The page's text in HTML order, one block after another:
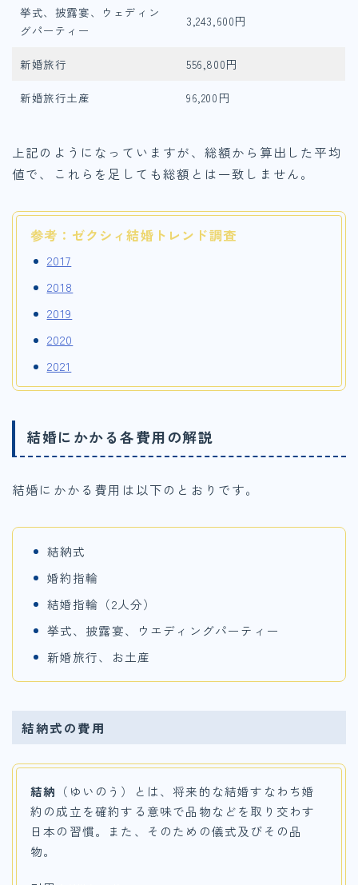
挙式、披露宴、ウェディン
グパーティー
3,243,600円
新婚旅行 556,800円
新婚旅行土産 96,200円
上記のようになっていますが、総額から算出した平均
値で、これらを足しても総額とは一致しません。
参考：ゼクシィ結婚トレンド調査
2017
2018
2019
2020
2021
結婚にかかる各費用の解説
結婚にかかる費用は以下のとおりです。
結納式
婚約指輪
結婚指輪（2人分）
挙式、披露宴、ウエディングパーティー
新婚旅行、お土産
結納式の費用
結納 （ゆいのう）とは、将来的な結婚すなわち婚
約の成立を確約する意味で品物などを取り交わす
日本の習慣。また、そのための儀式及びその品
物。